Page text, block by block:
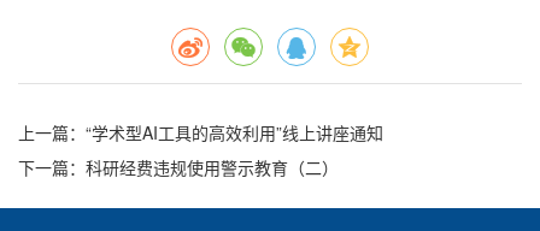
上一篇：“学术型AI工具的高效利用”线上讲座通知
下一篇：科研经费违规使用警示教育（二）